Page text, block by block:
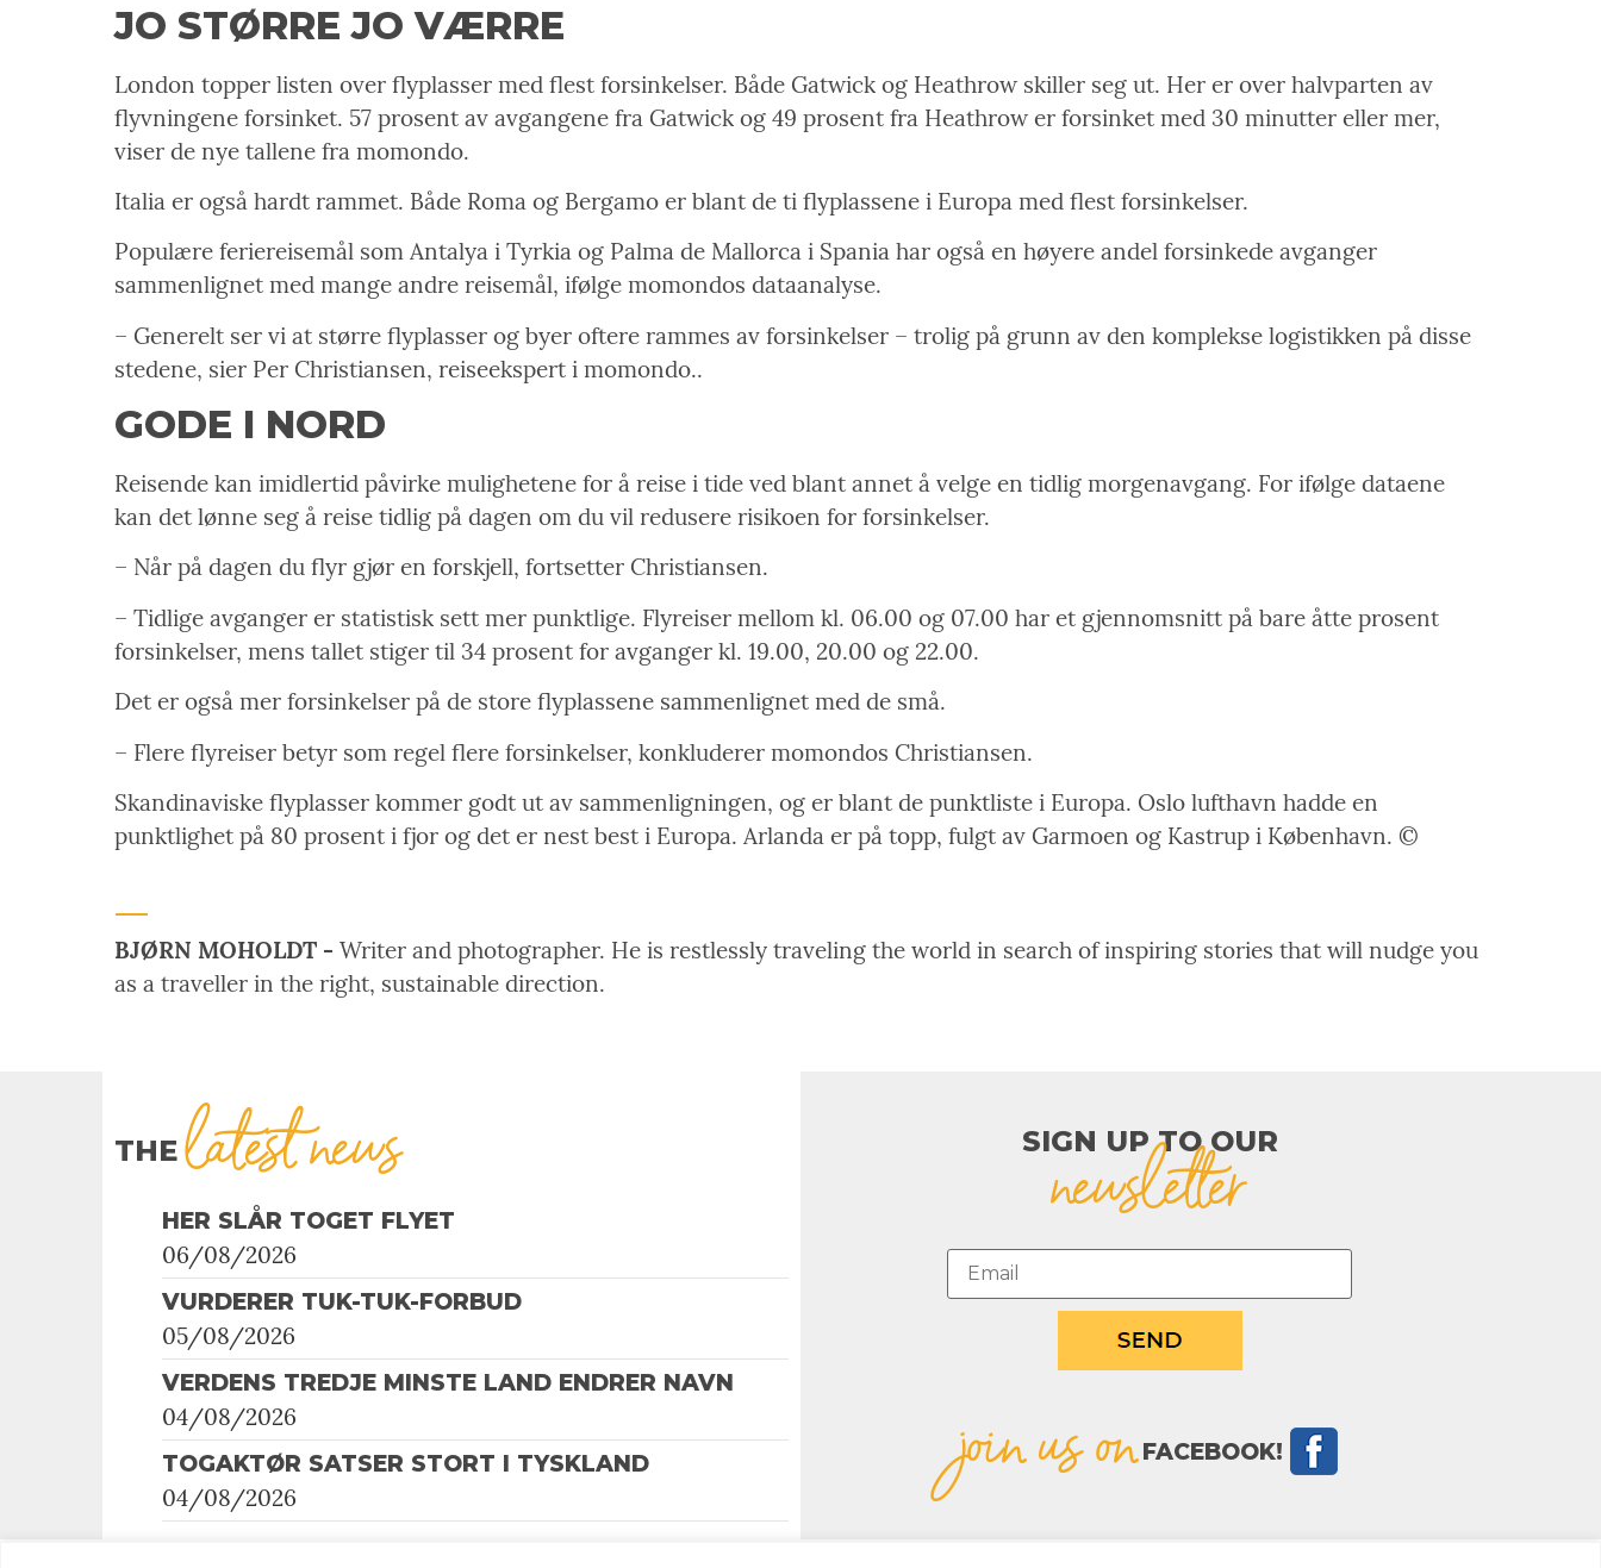
JO STØRRE JO VÆRRE
London topper listen over flyplasser med flest forsinkelser. Både Gatwick og Heathrow skiller seg ut. Her er over halvparten av
flyvningene forsinket. 57 prosent av avgangene fra Gatwick og 49 prosent fra Heathrow er forsinket med 30 minutter eller mer,
viser de nye tallene fra momondo.
Italia er også hardt rammet. Både Roma og Bergamo er blant de ti flyplassene i Europa med flest forsinkelser.
Populære feriereisemål som Antalya i Tyrkia og Palma de Mallorca i Spania har også en høyere andel forsinkede avganger
sammenlignet med mange andre reisemål, ifølge momondos dataanalyse.
– Generelt ser vi at større flyplasser og byer oftere rammes av forsinkelser – trolig på grunn av den komplekse logistikken på disse
stedene, sier Per Christiansen, reiseekspert i momondo..
GODE I NORD
Reisende kan imidlertid påvirke mulighetene for å reise i tide ved blant annet å velge en tidlig morgenavgang. For ifølge dataene
kan det lønne seg å reise tidlig på dagen om du vil redusere risikoen for forsinkelser.
– Når på dagen du flyr gjør en forskjell, fortsetter Christiansen.
– Tidlige avganger er statistisk sett mer punktlige. Flyreiser mellom kl. 06.00 og 07.00 har et gjennomsnitt på bare åtte prosent
forsinkelser, mens tallet stiger til 34 prosent for avganger kl. 19.00, 20.00 og 22.00.
Det er også mer forsinkelser på de store flyplassene sammenlignet med de små.
– Flere flyreiser betyr som regel flere forsinkelser, konkluderer momondos Christiansen.
Skandinaviske flyplasser kommer godt ut av sammenligningen, og er blant de punktliste i Europa. Oslo lufthavn hadde en
punktlighet på 80 prosent i fjor og det er nest best i Europa. Arlanda er på topp, fulgt av Garmoen og Kastrup i København. ©
BJØRN MOHOLDT - Writer and photographer. He is restlessly traveling the world in search of inspiring stories that will nudge you
as a traveller in the right, sustainable direction.
THElatest news
HER SLÅR TOGET FLYET
06/08/2026
VURDERER TUK-TUK-FORBUD
05/08/2026
VERDENS TREDJE MINSTE LAND ENDRER NAVN
04/08/2026
TOGAKTØR SATSER STORT I TYSKLAND
04/08/2026
SIGN UP TO OUR​
newsletter
join us on FACEBOOK!